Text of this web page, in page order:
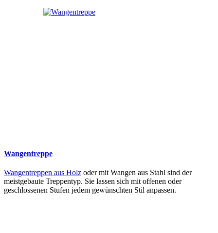
Wangentreppe
Wangentreppen aus Holz oder mit Wangen aus Stahl sind der
meistgebaute Treppentyp. Sie lassen sich mit offenen oder
geschlossenen Stufen jedem gewünschten Stil anpassen.